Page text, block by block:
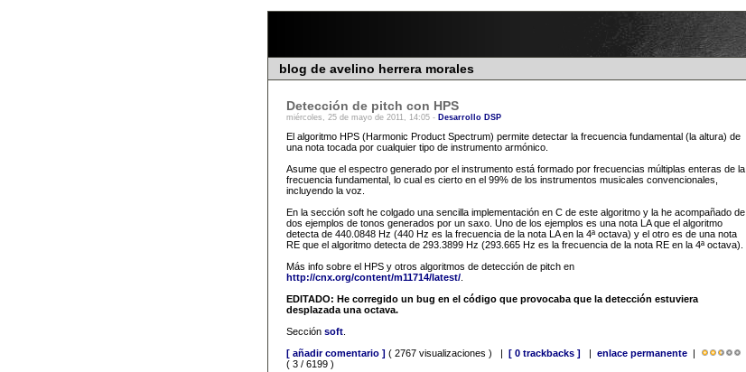
blog de avelino herrera morales
Detección de pitch con HPS
miércoles, 25 de mayo de 2011, 14:05 - Desarrollo DSP
El algoritmo HPS (Harmonic Product Spectrum) permite detectar la frecuencia fundamental (la altura) de
una nota tocada por cualquier tipo de instrumento armónico.
Asume que el espectro generado por el instrumento está formado por frecuencias múltiplas enteras de la
frecuencia fundamental, lo cual es cierto en el 99% de los instrumentos musicales convencionales,
incluyendo la voz.
En la sección soft he colgado una sencilla implementación en C de este algoritmo y la he acompañado de
dos ejemplos de tonos generados por un saxo. Uno de los ejemplos es una nota LA que el algoritmo
detecta de 440.0848 Hz (440 Hz es la frecuencia de la nota LA en la 4ª octava) y el otro es de una nota
RE que el algoritmo detecta de 293.3899 Hz (293.665 Hz es la frecuencia de la nota RE en la 4ª octava).
Más info sobre el HPS y otros algoritmos de detección de pitch en
http://cnx.org/content/m11714/latest/
EDITADO: He corregido un bug en el código que provocaba que la detección estuviera
desplazada una octava.
Sección soft
[ añadir comentario ] ( 2767 visualizaciones ) | [ 0 trackbacks ] | enlace permanente |
( 3 / 6199 )